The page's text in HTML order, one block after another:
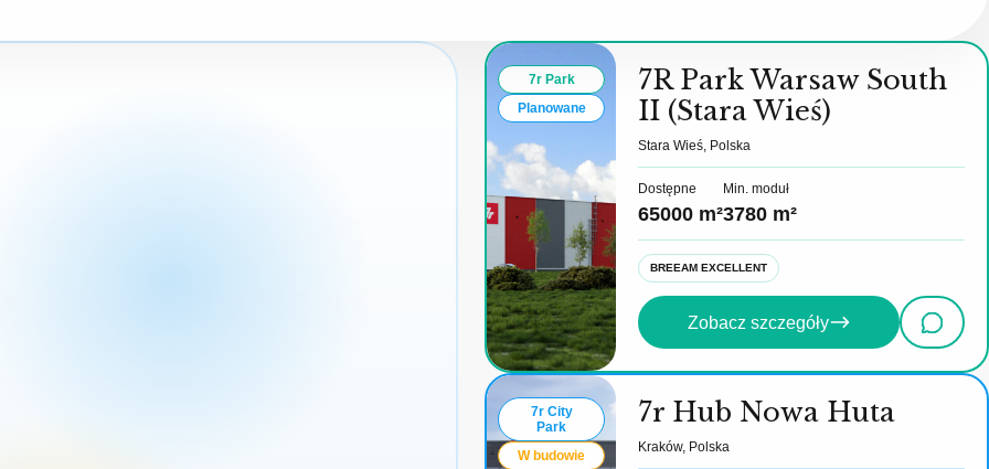
7r Park
Planowane
7R Park Warsaw South
II (Stara Wieś)
Stara Wieś, Polska
Dostępne
65000 m²
Min. moduł
3780 m²
BREEAM EXCELLENT
Zobacz szczegóły
7r City
Park
W budowie
7r Hub Nowa Huta
Kraków, Polska